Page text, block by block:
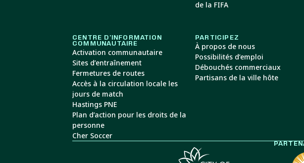
de la FIFA
CENTRE D’INFORMATION
COMMUNAUTAIRE
Activation communautaire
Sites d’entraînement
Fermetures de routes
Accès à la circulation locale les
jours de match
Hastings PNE
Plan d’action pour les droits de la
personne
Cher Soccer
PARTICIPEZ
À propos de nous
Possibilités d’emploi
Débouchés commerciaux
Partisans de la ville hôte